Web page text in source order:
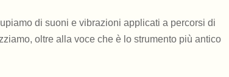
di suoni e vibrazioni applicati a percorsi di
oltre alla voce che è lo strumento più antico